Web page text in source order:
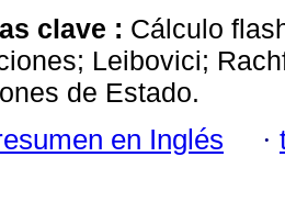
clave : Cálculo
Leibovici;
de Estado.
en Inglés ·